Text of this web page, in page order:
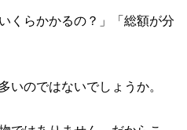
くらかかるの？」「総額が分
いのではないでしょうか。